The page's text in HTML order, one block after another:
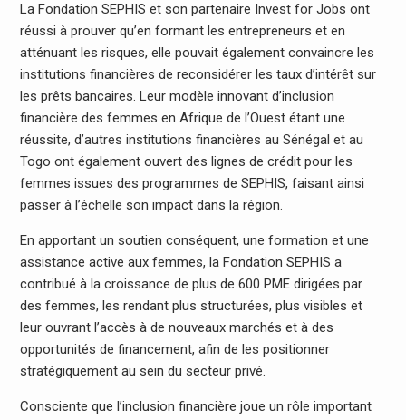
La Fondation SEPHIS et son partenaire Invest for Jobs ont
réussi à prouver qu’en formant les entrepreneurs et en
atténuant les risques, elle pouvait également convaincre les
institutions financières de reconsidérer les taux d’intérêt sur
les prêts bancaires. Leur modèle innovant d’inclusion
financière des femmes en Afrique de l’Ouest étant une
réussite, d’autres institutions financières au Sénégal et au
Togo ont également ouvert des lignes de crédit pour les
femmes issues des programmes de SEPHIS, faisant ainsi
passer à l’échelle son impact dans la région.
En apportant un soutien conséquent, une formation et une
assistance active aux femmes, la Fondation SEPHIS a
contribué à la croissance de plus de 600 PME dirigées par
des femmes, les rendant plus structurées, plus visibles et
leur ouvrant l’accès à de nouveaux marchés et à des
opportunités de financement, afin de les positionner
stratégiquement au sein du secteur privé.
Consciente que l’inclusion financière joue un rôle important